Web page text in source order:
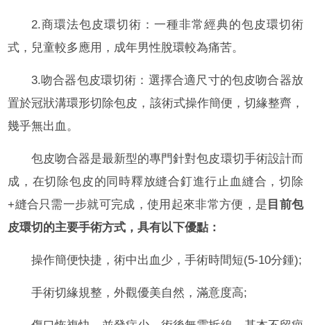
2.商環法包皮環切術：一種非常經典的包皮環切術
式，兒童較多應用，成年男性脫環較為痛苦。
3.吻合器包皮環切術：選擇合適尺寸的包皮吻合器放
置於冠狀溝環形切除包皮，該術式操作簡便，切緣整齊，
幾乎無出血。
包皮吻合器是最新型的專門針對包皮環切手術設計而
成，在切除包皮的同時釋放縫合釘進行止血縫合，切除
+縫合只需一步就可完成，使用起來非常方便，是 目前包
皮環切的主要手術方式，具有以下優點：
操作簡便快捷，術中出血少，手術時間短(5-10分鍾);
手術切緣規整，外觀優美自然，滿意度高;